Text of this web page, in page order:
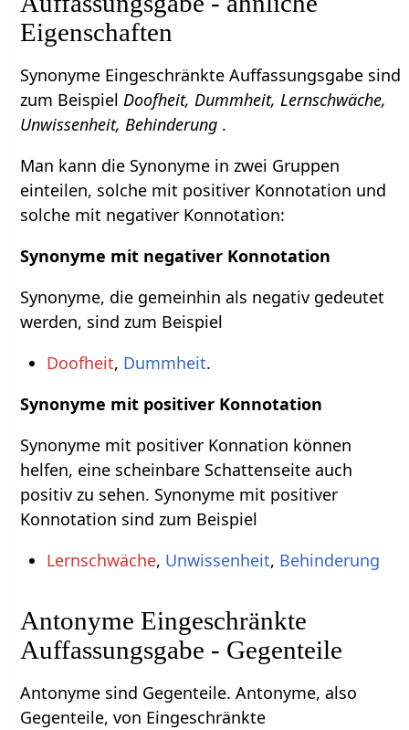
Eigenschaften
Synonyme Eingeschränkte Auffassungsgabe sind
zum BeispielDoofheit, Dummheit, Lernschwäche,
Unwissenheit, Behinderung .
Man kann die Synonyme in zwei Gruppen
einteilen, solche mit positiver Konnotation und
solche mit negativer Konnotation:
Synonyme mit negativer Konnotation
Synonyme, die gemeinhin als negativ gedeutet
werden, sind zum Beispiel
Doofheit, Dummheit.
Synonyme mit positiver Konnotation
Synonyme mit positiver Konnation können
helfen, eine scheinbare Schattenseite auch
positiv zu sehen. Synonyme mit positiver
Konnotation sind zum Beispiel
Lernschwäche, Unwissenheit, Behinderung
Antonyme Eingeschränkte
Auffassungsgabe - Gegenteile
Antonyme sind Gegenteile. Antonyme, also
Gegenteile, von Eingeschränkte